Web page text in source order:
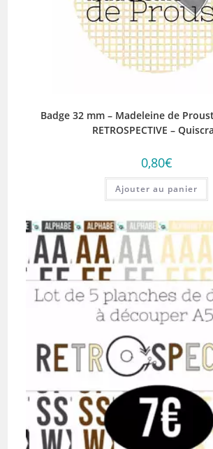
Badge 32 mm – Madeleine de
RETROSPECTIVE –
0,80€
Ajouter au panier